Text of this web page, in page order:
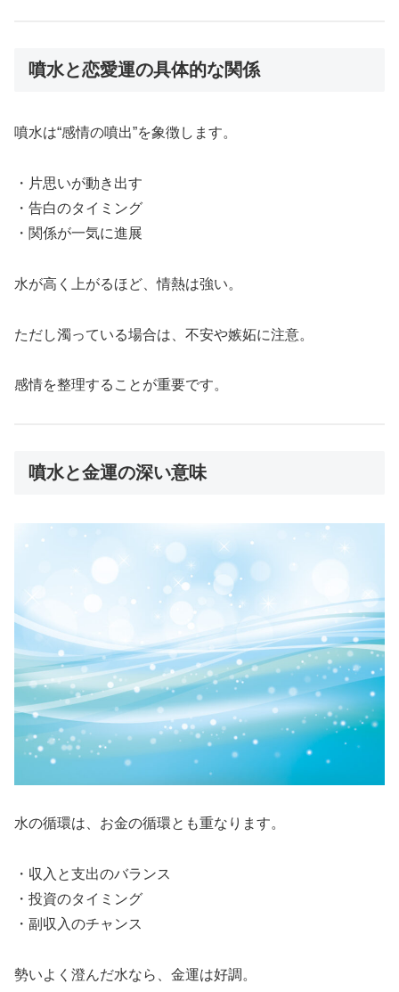
噴水と恋愛運の具体的な関係
噴水は“感情の噴出”を象徴します。
・片思いが動き出す
・告白のタイミング
・関係が一気に進展
水が高く上がるほど、情熱は強い。
ただし濁っている場合は、不安や嫉妬に注意。
感情を整理することが重要です。
噴水と金運の深い意味
水の循環は、お金の循環とも重なります。
・収入と支出のバランス
・投資のタイミング
・副収入のチャンス
勢いよく澄んだ水なら、金運は好調。